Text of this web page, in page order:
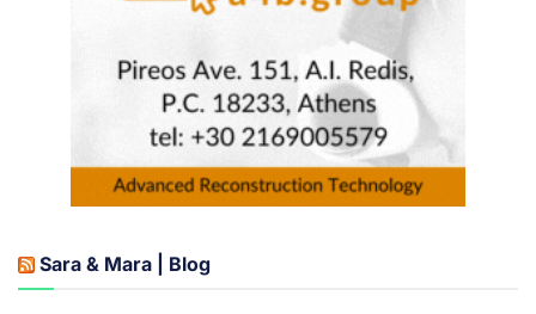
Sara & Mara | Blog